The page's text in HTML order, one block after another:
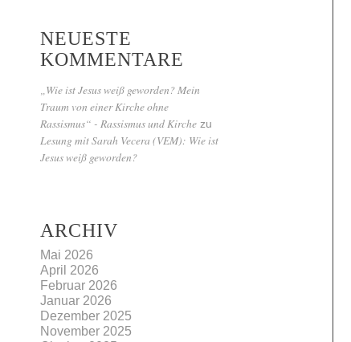
NEUESTE
KOMMENTARE
„Wie ist Jesus weiß geworden? Mein
Traum von einer Kirche ohne
Rassismus“ - Rassismus und Kirche zu
Lesung mit Sarah Vecera (VEM): Wie ist
Jesus weiß geworden?
ARCHIV
Mai 2026
April 2026
Februar 2026
Januar 2026
Dezember 2025
November 2025